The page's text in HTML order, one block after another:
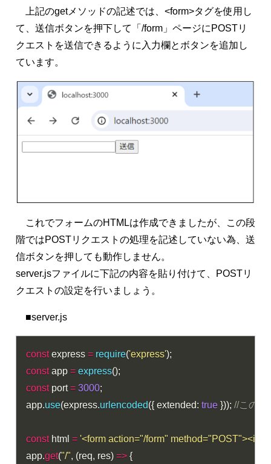
上記のgetメソッドの記述では、<form>タグを使用し
て、送信ボタンを押下して「/form」ページにPOSTリ
クエストを送信できるように入力欄とボタンを追加し
ています。
これでフォームのHTMLは作成できましたが、この段
階ではPOSTリクエストの処理を記述していない為、送
信ボタンを押しても動作しません。
server.jsファイルに下記の内容を貼り付けて、POSTリ
クエストの設定を行いましょう。
■server.js
const express = require('express');
const app = express();
const port = 3000;
app.use(express.urlencoded({ extended: true })); //この行
const html = '<form action="/form"
app.get("/", (req, res) => {